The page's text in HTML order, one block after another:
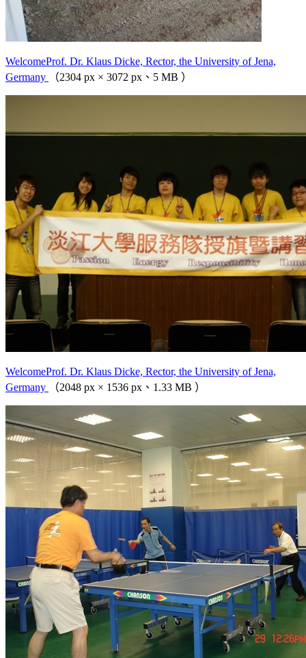
WelcomeProf. Dr. Klaus Dicke, Rector, the University of Jena,
Germany
（2304 px × 3072 px、5 MB ）
WelcomeProf. Dr. Klaus Dicke, Rector, the University of Jena,
Germany
（2048 px × 1536 px、1.33 MB ）